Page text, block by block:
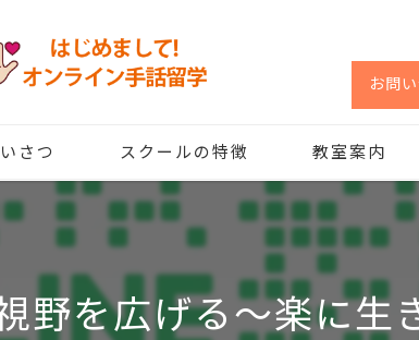
お問
さつ スクールの特徴
習い事
講座
無料体験
教室案内
野を広げる～楽に生